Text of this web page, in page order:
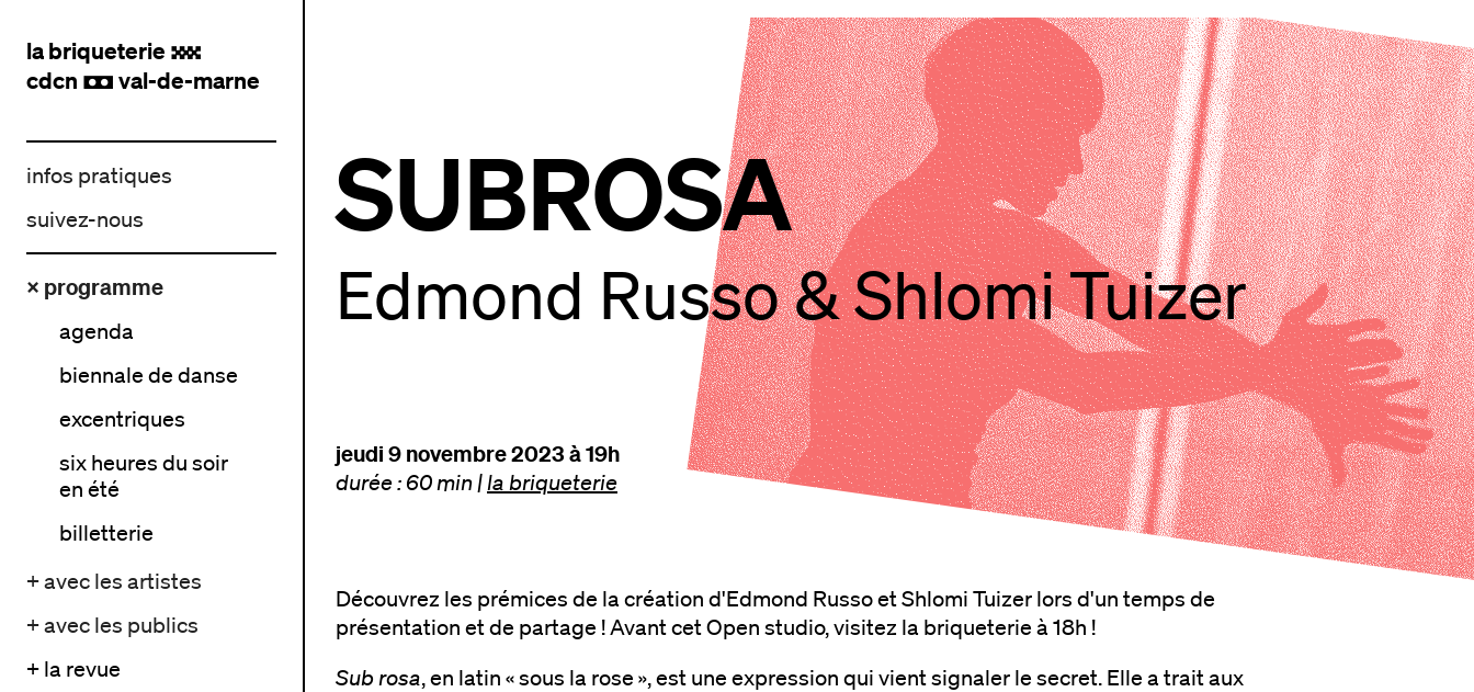
la briqueterie .
cdcn , val-de-marne
infos pratiques
suivez-nous
× programme
agenda
biennale de danse
excentriques
six heures du soir
en été
billetterie
+ avec les artistes
+ avec les publics
+ la revue
SUBROSA
Edmond Russo & Shlomi Tuizer
jeudi 9 novembre 2023 à 19h
durée : 60 min | la briqueterie
Découvrez les prémices de la création d'Edmond Russo et Shlomi Tuizer lors d'un temps de
présentation et de partage ! Avant cet Open studio, visitez la briqueterie à 18h !
Sub rosa, en latin « sous la rose », est une expression qui vient signaler le secret. Elle a trait aux